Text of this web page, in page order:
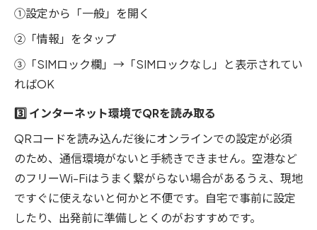
①設定から「一般」を開く
②「情報」をタップ
③「SIMロック欄」→「SIMロックなし」と表示されてい
ればOK
3️⃣ インターネット環境でQRを読み取る
QRコードを読み込んだ後にオンラインでの設定が必須
のため、通信環境がないと手続きできません。空港など
のフリーWi-Fiはうまく繋がらない場合があるうえ、現地
ですぐに使えないと何かと不便です。自宅で事前に設定
したり、出発前に準備しとくのがおすすめです。